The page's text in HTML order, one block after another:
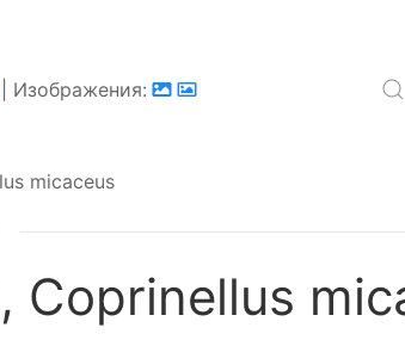
Изображения:
micaceus